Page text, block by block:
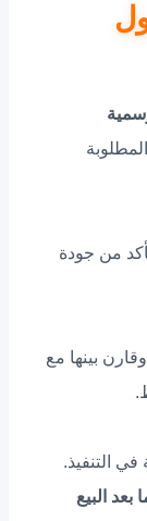
من جودة
بينها مع
التنفيذ.
البيع